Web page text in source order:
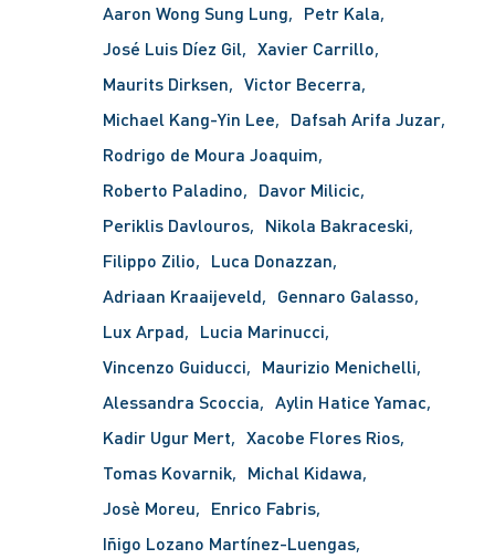
Aaron Wong Sung Lung
Petr Kala
José Luis Díez Gil
Xavier Carrillo
Maurits Dirksen
Victor Becerra
Michael Kang-Yin Lee
Dafsah Arifa Juzar
Rodrigo de Moura Joaquim
Roberto Paladino
Davor Milicic
Periklis Davlouros
Nikola Bakraceski
Filippo Zilio
Luca Donazzan
Adriaan Kraaijeveld
Gennaro Galasso
Lux Arpad
Lucia Marinucci
Vincenzo Guiducci
Maurizio Menichelli
Alessandra Scoccia
Aylin Hatice Yamac
Kadir Ugur Mert
Xacobe Flores Rios
Tomas Kovarnik
Michal Kidawa
Josè Moreu
Enrico Fabris
Iñigo Lozano Martínez-Luengas